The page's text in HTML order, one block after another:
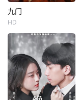
九门
HD